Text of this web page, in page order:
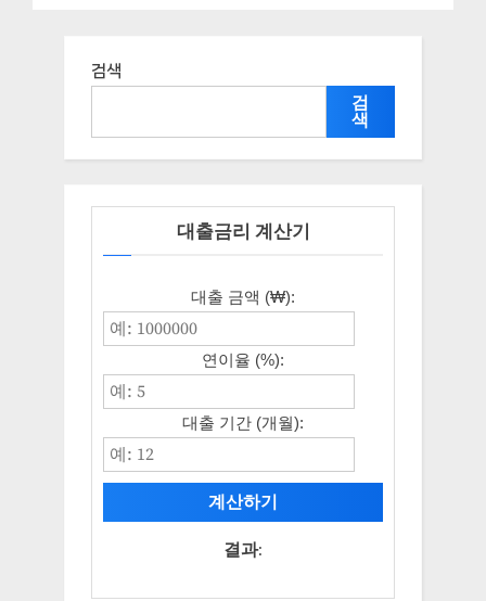
검색
검
색
대출금리 계산기
대출 금액 (₩):
연이율 (%):
대출 기간 (개월):
계산하기
결과: